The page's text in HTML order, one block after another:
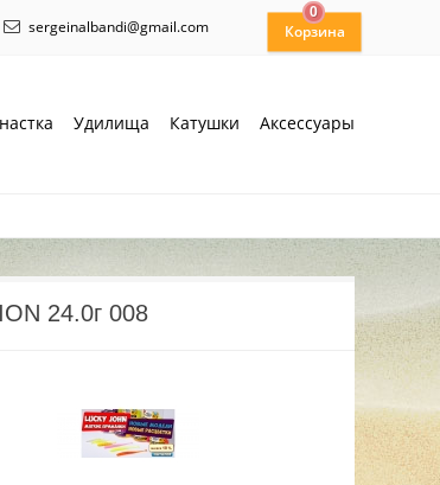
sergeinalbandi@gmail.com
0
Удилища Катушки Аксессуары
24.0г 008